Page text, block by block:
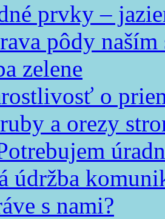
prvky –
pôdy
zelene
o
a orezy
údržba
s nami?